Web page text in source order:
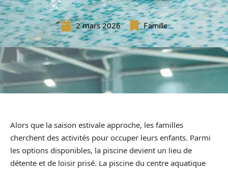
2 mars 2026 Famille
Alors que la saison estivale approche, les familles
cherchent des activités pour occuper leurs enfants. Parmi
les options disponibles, la piscine devient un lieu de
détente et de loisir prisé. La piscine du centre aquatique